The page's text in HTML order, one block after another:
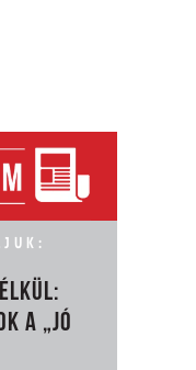
A „JÓ